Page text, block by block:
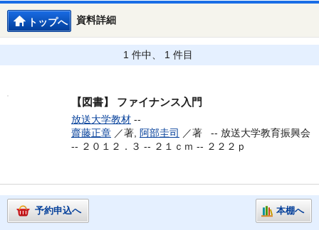
資料詳細
トップへ
1 件中、 1 件目
【図書】 ファイナンス入門
放送大学教材 --
齋藤正章 ／著, 阿部圭司 ／著 -- 放送大学教育振興会
-- ２０１２．３ -- ２１ｃｍ -- ２２２ｐ
予約申込へ 本棚へ